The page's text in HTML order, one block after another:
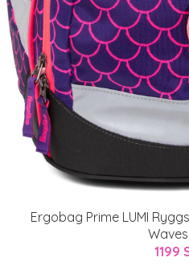
Ergobag Prime LUMI
Waves
1199